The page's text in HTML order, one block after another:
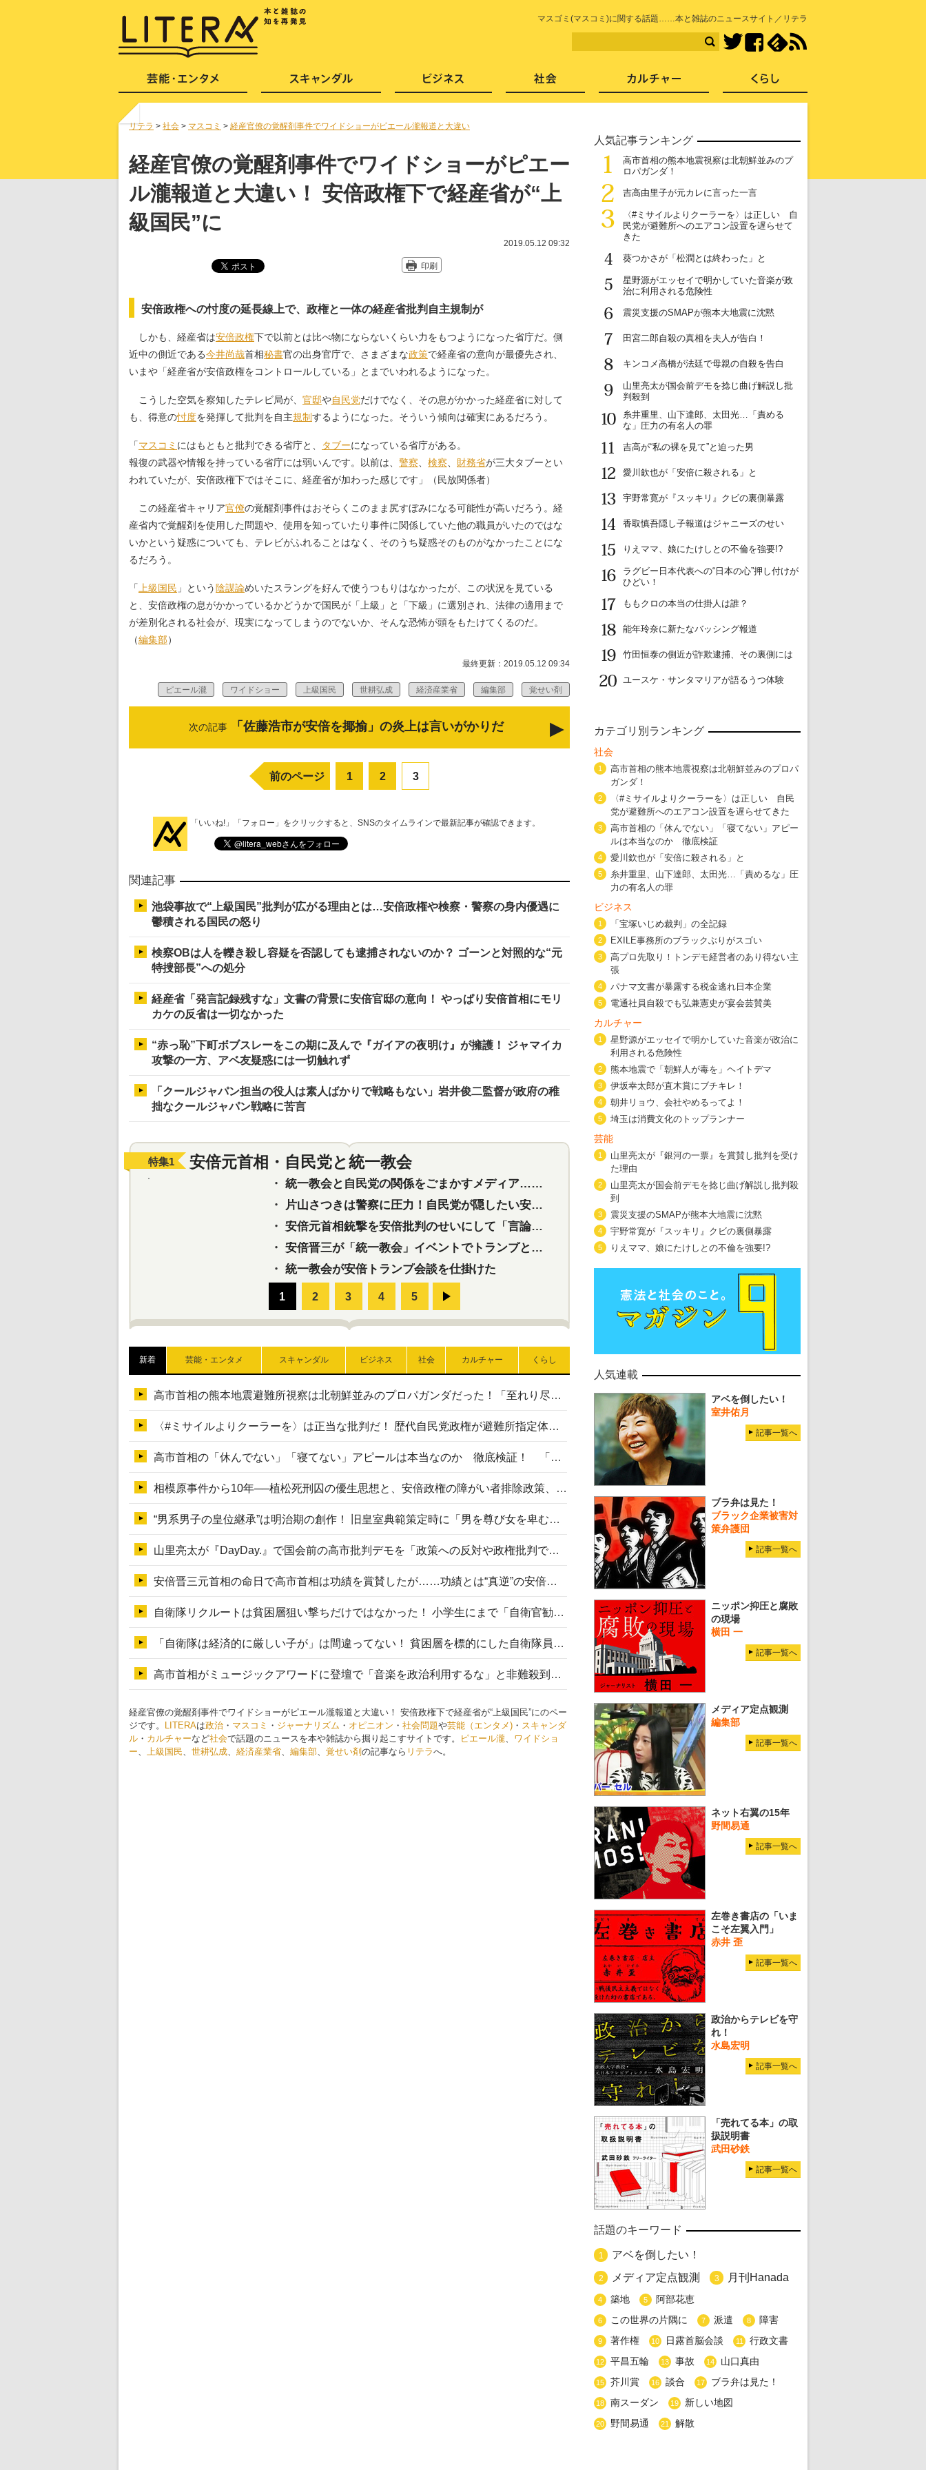
マスゴミ(マスコミ)に関する話題……本と雑誌のニュースサイト／リテラ
TwitterFacebook
リテラ > 社会 > マスコミ > 経産官僚の覚醒剤事件でワイドショーがピエール瀧報道と大違い
経産官僚の覚醒剤事件でワイドショーがピエー
ル瀧報道と大違い！ 安倍政権下で経産省が“上
級国民”に
2019.05.12 09:32
印刷
安倍政権への忖度の延長線上で、政権と一体の経産省批判自主規制が
しかも、経産省は安倍政権下で以前とは比べ物にならないくらい力をもつようになった省庁だ。側
近中の側近である今井尚哉首相秘書官の出身官庁で、さまざまな政策で経産省の意向が最優先され、
いまや「経産省が安倍政権をコントロールしている」とまでいわれるようになった。
こうした空気を察知したテレビ局が、 官邸や自民党だけでなく、その息がかかった経産省に対して
も、得意の忖度を発揮して批判を自主規制するようになった。そういう傾向は確実にあるだろう。
「マスコミ にはもともと批判できる省庁と、 タブーになっている省庁がある。
報復の武器や情報を持っている省庁には弱いんです。以前は、 警察 検察 財務省が三大タブーとい
われていたが、安倍政権下ではそこに、経産省が加わった感じです」（民放関係者）
この経産省キャリア官僚の覚醒剤事件はおそらくこのまま尻すぼみになる可能性が高いだろう。経
産省内で覚醒剤を使用した問題や、使用を知っていたり事件に関係していた他の職員がいたのではな
いかという疑惑についても、テレビがふれることはなく、そのうち疑惑そのものがなかったことにな
るだろう。
「 上級国民 」という 陰謀論めいたスラングを好んで使うつもりはなかったが、この状況を見ている
と、安倍政権の息がかかっているかどうかで国民が「上級」と「下級」に選別され、法律の適用まで
が差別化される社会が、現実になってしまうのでないか、そんな恐怖が頭をもたけてくるのだ。
（編集部）
最終更新：2019.05.12 09:34
ピエール瀧 ワイドショー 上級国民 世耕弘成 経済産業省 編集部 覚せい剤
次の記事 「佐藤浩市が安倍を揶揄」の炎上は言いがかりだ
前のページ 1 2 3
「いいね!」「フォロー」をクリックすると、SNSのタイムラインで最新記事が確認できます。
関連記事
池袋事故で“上級国民”批判が広がる理由とは…安倍政権や検察・警察の身内優遇に
鬱積される国民の怒り
検察OBは人を轢き殺し容疑を否認しても逮捕されないのか？ ゴーンと対照的な“元
特捜部長”への処分
経産省「発言記録残すな」文書の背景に安倍官邸の意向！ やっぱり安倍首相にモリ
カケの反省は一切なかった
“赤っ恥”下町ボブスレーをこの期に及んで『ガイアの夜明け』が擁護！ ジャマイカ
攻撃の一方、アベ友疑惑には一切触れず
「クールジャパン担当の役人は素人ばかりで戦略もない」岩井俊二監督が政府の稚
拙なクールジャパン戦略に苦言
特集1 安倍元首相・自民党と統一教会
・ 統一教会と自民党の関係をごまかすメディア…民放は有田芳生に発言自粛を要求
・
片山さつきは警察に圧力！自民党が隠したい安倍元首相と統一教会の深い関係
・ 安倍元首相銃撃を安倍批判のせいにして「言論封殺」に利用する自民党応援団
・ 安倍晋三が「統一教会」イベントでトランプと演説！同性婚や夫婦別姓を攻撃
・ 統一教会が安倍トランプ会談を仕掛けた
特集2 東京五輪強行開催特別企画 大ウソだら
・ 五輪入場行進にすぎやまこういちの曲、杉田水脈の
・ 五輪サッカー・久保建英が南アの陽性者に「僕らに損ではない
・ 五輪関係者が入国当日、築地を散歩！
・ 五輪でIOCラウンジ以外にVIPルーム、広告代理店は物品購入
新着 芸能・エンタメ スキャンダル ビジネス 社会 カルチャー くらし
高市首相の熊本地震避難所視察は北朝鮮並みのプロパガンダだった！「至れり尽くせり」の選ばれた避難所の一方で実態は…
〈#ミサイルよりクーラーを〉は正当な批判だ！ 歴代自民党政権が避難所指定体育館へのエアコン設置を遅らせてきた客観的事実
高市首相の「休んでない」「寝てない」アピールは本当なのか 徹底検証！ 「資料読み込み」「アイロンがけ」も矛盾だらけ…
相模原事件から10年──植松死刑囚の優生思想と、安倍政権の障がい者排除政策、右派勢力の差別主義との関係を改めて問う
“男系男子の皇位継承”は明治期の創作！ 旧皇室典範策定時に「男を尊び女を卑むの慣習、人民の脳髄」とトンデモ論で女性天皇を否定
山里亮太が『DayDay.』で国会前の高市批判デモを「政策への反対や政権批判でない」と捻じ曲げ解説 デモ参加者から批判殺到
安倍晋三元首相の命日で高市首相は功績を賞賛したが……功績とは“真逆”の安倍元首相のトンデモ発言を振り返る
自衛隊リクルートは貧困層狙い撃ちだけではなかった！ 小学生にまで「自衛官勧誘」目的のパンフレット作成
「自衛隊は経済的に厳しい子が」は間違ってない！ 貧困層を標的にした自衛隊員募集、やす子、山上被告も…日本でも進む“経済的徴兵制”
高市首相がミュージックアワードに登壇で「音楽を政治利用するな」と非難殺到！ MAJの国策的本質を批判する声も
経産官僚の覚醒剤事件でワイドショーがピエール瀧報道と大違い！ 安倍政権下で経産省が“上級国民”にのペー
ジです。
LITERAは政治 ・ マスコミ ・ ジャーナリズム ・ オピニオン ・ 社会問題や芸能（エンタメ) ・ スキャンダ
ル ・ カルチャーなど社会で話題のニュースを本や雑誌から掘り起こすサイトです。 ピエール瀧、 ワイドショ
ー、 上級国民、 世耕弘成、 経済産業省、 編集部、 覚せい剤 の記事なら リテラへ。
人気記事ランキング
1
高市首相の熊本地震視察は北朝鮮並みのプ
ロパガンダ！
2
吉高由里子が元カレに言った一言
3
〈#ミサイルよりクーラーを〉は正しい 自
民党が避難所へのエアコン設置を遅らせて
きた
4
葵つかさが「松潤とは終わった」と
5
星野源がエッセイで明かしていた音楽が政
治に利用される危険性
6
震災支援のSMAPが熊本大地震に沈黙
7
田宮二郎自殺の真相を夫人が告白！
8
キンコメ高橋が法廷で母親の自殺を告白
9
山里亮太が国会前デモを捻じ曲げ解説し批
判殺到
10
糸井重里、山下達郎、太田光…「責める
な」圧力の有名人の罪
11
吉高が“私の裸を見て”と迫った男
12
愛川欽也が「安倍に殺される」と
13
宇野常寛が『スッキリ』クビの裏側暴露
14
香取慎吾隠し子報道はジャニーズのせい
15
りえママ、娘にたけしとの不倫を強要!?
16
ラグビー日本代表への“日本の心”押し付けが
ひどい！
17
ももクロの本当の仕掛人は誰？
18
能年玲奈に新たなバッシング報道
19
竹田恒泰の側近が詐欺逮捕、その裏側には
20
ユースケ・サンタマリアが語るうつ体験
カテゴリ別ランキング
社会
1
高市首相の熊本地震視察は北朝鮮並みのプロパ
ガンダ！
2
〈#ミサイルよりクーラーを〉は正しい 自民
党が避難所へのエアコン設置を遅らせてきた
3
高市首相の「休んでない」「寝てない」アピー
ルは本当なのか 徹底検証
4 愛川欽也が「安倍に殺される」と
5
糸井重里、山下達郎、太田光…「責めるな」圧
力の有名人の罪
ビジネス
1 「宝塚いじめ裁判」の全記録
2 EXILE事務所のブラックぶりがスゴい
3
高プロ先取り！トンデモ経営者のあり得ない主
張
4 パナマ文書が暴露する税金逃れ日本企業
5 電通社員自殺でも弘兼憲史が宴会芸賛美
カルチャー
1
星野源がエッセイで明かしていた音楽が政治に
利用される危険性
2 熊本地震で「朝鮮人が毒を」ヘイトデマ
3 伊坂幸太郎が直木賞にブチキレ！
4 朝井リョウ、会社やめるってよ！
5 埼玉は消費文化のトップランナー
芸能
1
山里亮太が『銀河の一票』を賞賛し批判を受け
た理由
2
山里亮太が国会前デモを捻じ曲げ解説し批判殺
到
3 震災支援のSMAPが熊本大地震に沈黙
4 宇野常寛が『スッキリ』クビの裏側暴露
5 りえママ、娘にたけしとの不倫を強要!?
人気連載
アベを倒したい！
室井佑月
記事一覧へ
ブラ弁は見た！
ブラック企業被害対
策弁護団
記事一覧へ
ニッポン抑圧と腐敗
の現場
横田 一
記事一覧へ
メディア定点観測
編集部
記事一覧へ
ネット右翼の15年
野間易通
記事一覧へ
左巻き書店の「いま
こそ左翼入門」
赤井 歪
記事一覧へ
政治からテレビを守
れ！
水島宏明
記事一覧へ
「売れてる本」の取
扱説明書
武田砂鉄
記事一覧へ
話題のキーワード
1 アベを倒したい！
2 メディア定点観測 3 月刊Hanada
4 築地 5 阿部花恵
6 この世界の片隅に 7 派遣 8 障害
9 著作権 10 日露首脳会談 11 行政文書
12 平昌五輪 13 事故 14 山口真由
15 芥川賞 16 談合 17 ブラ弁は見た！
18 南スーダン 19 新しい地図
20 野間易通 21 解散
芸能・エンタメ スキャンダル 社会